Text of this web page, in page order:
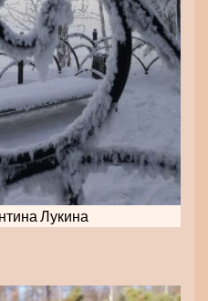
Лукина